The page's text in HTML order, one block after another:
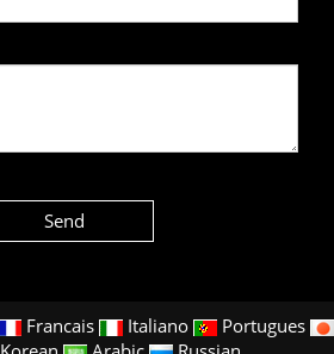
Send
Francais Italiano
Portugues